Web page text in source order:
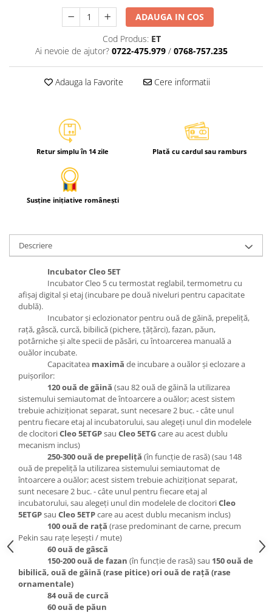
ADAUGA IN COS
Cod Produs: ET
Ai nevoie de ajutor? 0722-475.979 / 0768-757.235
Adauga la Favorite Cere informatii
Retur simplu în 14 zile Plată cu cardul sau ramburs
Susține inițiative românești
Descriere
Incubator Cleo 5ET
Incubator Cleo 5 cu termostat reglabil, termometru cu
afişaj digital şi etaj (incubare pe două niveluri pentru capacitate
dublă).
Incubator şi eclozionator pentru ouă de găină, prepeliţă,
raţă, gâscă, curcă, bibilică (pichere, ţăţărci), fazan, păun,
potârniche şi alte specii de păsări, cu întoarcerea manuală a
ouălor incubate.
Capacitatea maximă de incubare a ouălor şi eclozare a
puişorilor:
120 ouă de găină (sau 82 ouă de găină la utilizarea
sistemului semiautomat de întoarcere a ouălor; acest sistem
trebuie achiziţionat separat, sunt necesare 2 buc. - câte unul
pentru fiecare etaj al incubatorului, sau alegeţi unul din modelele
de clocitoriCleo 5ETGPsau Cleo 5ETGcare au acest dublu
mecanism inclus)
250-300 ouă de prepeliţă (în funcţie de rasă) (sau 148
ouă de prepeliţă la utilizarea sistemului semiautomat de
întoarcere a ouălor; acest sistem trebuie achiziţionat separat,
sunt necesare 2 buc. - câte unul pentru fiecare etaj al
incubatorului, sau alegeţi unul din modelele de clocitoriCleo
5ETGPsau Cleo 5ETPcare au acest dublu mecanism inclus)
100 ouă de raţă (rase predominant de carne, precum
Pekin sau raţe leşeşti / mute)
60 ouă de gâscă
150-200 ouă de fazan (în funcţie de rasă) sau 150 ouă de
bibilică, ouă de găină (rase pitice) ori ouă de raţă (rase
ornamentale)
84 ouă de curcă
60 ouă de păun